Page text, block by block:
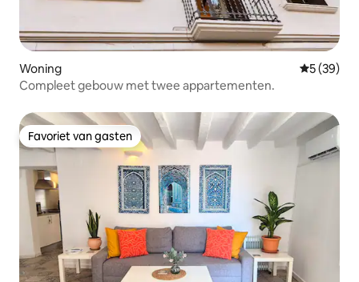
Woning
5 (39)
Compleet gebouw met twee appartementen.
Favoriet van gasten
Favoriet van gasten